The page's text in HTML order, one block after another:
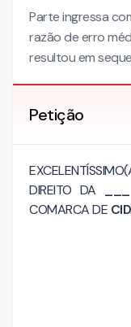
Parte ingressa
razão de erro
resultou em
Petição
DIREITO DA
COMARCA DE